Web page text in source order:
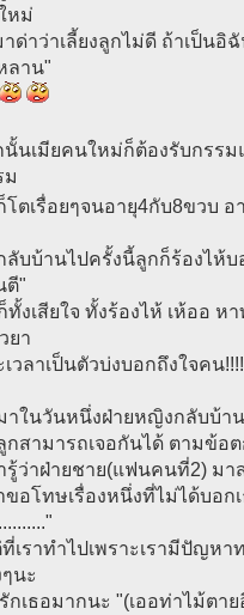
หม่
าด่าว่าเลี้ยงลูกไม่ดี ถ้าเป็น
ลาน"
นั้นเมียคนใหม่ก็ต้องรับกรรม
ม
โตเรื่อยๆจนอายุ4กับ8ขวบ
ลับบ้านไปครั้งนี้ลูกก็ร้องไห้
ตี"
ทั้งเสียใจ ทั้งร้องไห้ เห้ออ ห
ยา
เวลาเป็นตัวบ่งบอกถึงใจคน!!!!
าในวันหนึ่งฝ่ายหญิงกลับบ้า
กสามารถเจอกันได้ ตามข้อ
รู้ว่าฝ่ายชาย(แฟนคนที่2) มา
ขอโทษเรื่องหนึ่งที่ไม่ได้บอ
เราทำไปเพราะเรามีปัญหา
นะ
รักเธอมากนะ "(เออท่าไม้ตา